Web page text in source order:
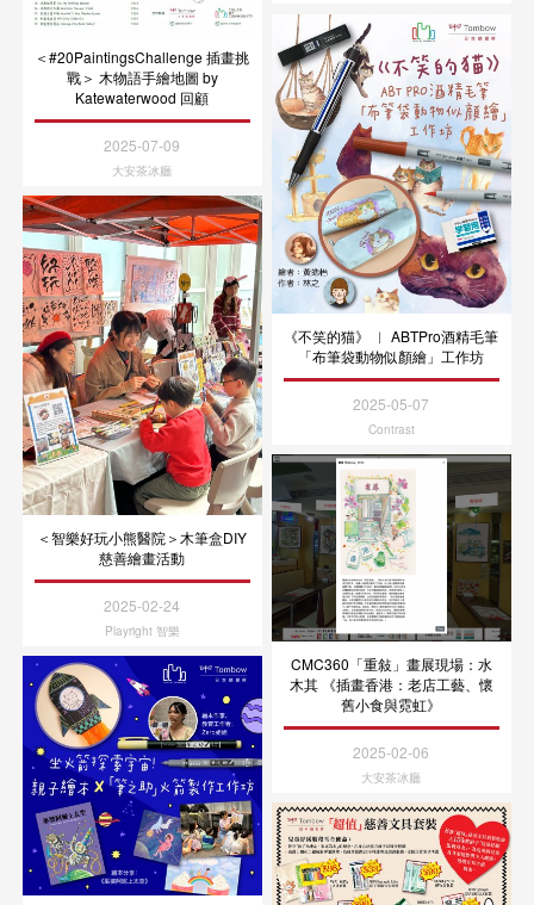
＜#20PaintingsChallenge 插畫挑
戰＞ 木物語手繪地圖 by
Katewaterwood 回顧
2025-07-09
大安茶冰廳
《不笑的猫》 ︳ ABTPro酒精毛筆
「布筆袋動物似顏繪」工作坊
2025-05-07
Contrast
＜智樂好玩小熊醫院＞木筆盒DIY
慈善繪畫活動
2025-02-24
Playright 智樂
CMC360「重敍」畫展現場：水
木其 《插畫香港：老店工藝、懷
舊小食與霓虹》
2025-02-06
大安茶冰廳